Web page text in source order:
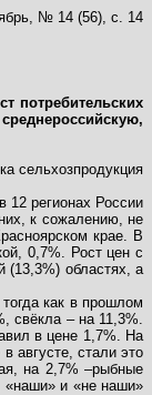
№ 14 (56), с. 14
потребительских
сельхозпродукция
12 регионах России
к сожалению, не
крае. В
0,7%. Рост цен с
(13,3%) областях, а
как в прошлом
свёкла – на 11,3%.
в цене 1,7%. На
августе, стали это
на 2,7% –рыбные
«наши» и «не наши»